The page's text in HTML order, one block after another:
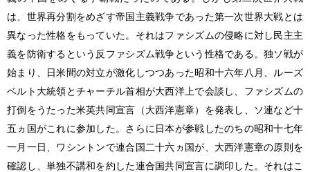
は、世界再分割をめざす帝国主義戦争であった第一次世界大戦とは
異なった性格をもっていた。それはファシズムの侵略に対し民主主
義を防衛するという反ファシズム戦争という性格である。独ソ戦が
始まり、日米間の対立が激化しつつあった昭和十六年八月、ルーズ
ベルト大統領とチャーチル首相が大西洋上で会談し、ファシズムの
打倒をうたった米英共同宣言（大西洋憲章）を発表し、ソ連など十
五ヵ国がこれに参加した。さらに日本が参戦したのちの昭和十七年
一月一日、ワシントンで連合国二十六ヵ国が、大西洋憲章の原則を
確認し、単独不講和を約した連合国共同宣言に調印した。それはこ